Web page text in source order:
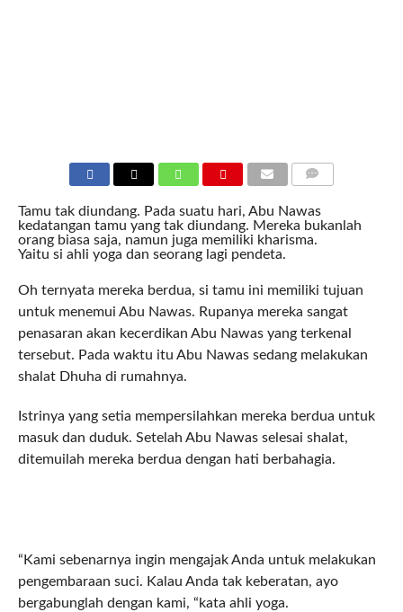
Tamu tak diundang. Pada suatu hari, Abu Nawas
kedatangan tamu yang tak diundang. Mereka bukanlah
orang biasa saja, namun juga memiliki kharisma.
Yaitu si ahli yoga dan seorang lagi pendeta.
Oh ternyata mereka berdua, si tamu ini memiliki tujuan
untuk menemui Abu Nawas. Rupanya mereka sangat
penasaran akan kecerdikan Abu Nawas yang terkenal
tersebut. Pada waktu itu Abu Nawas sedang melakukan
shalat Dhuha di rumahnya.
Istrinya yang setia mempersilahkan mereka berdua untuk
masuk dan duduk. Setelah Abu Nawas selesai shalat,
ditemuilah mereka berdua dengan hati berbahagia.
“Kami sebenarnya ingin mengajak Anda untuk melakukan
pengembaraan suci. Kalau Anda tak keberatan, ayo
bergabunglah dengan kami, “kata ahli yoga.